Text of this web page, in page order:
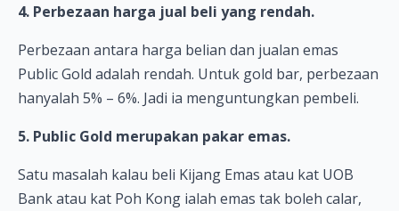
4. Perbezaan harga jual beli yang rendah.
Perbezaan antara harga belian dan jualan emas
Public Gold adalah rendah. Untuk gold bar, perbezaan
hanyalah 5% – 6%. Jadi ia menguntungkan pembeli.
5. Public Gold merupakan pakar emas.
Satu masalah kalau beli Kijang Emas atau kat UOB
Bank atau kat Poh Kong ialah emas tak boleh calar,